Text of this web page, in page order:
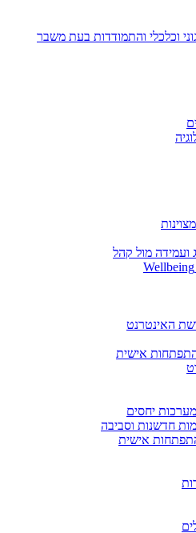
וכלכלי והתמודדות בעת משבר
ועמידה מול קהל
האינטרנט
אישית
יחסים
חדשנות וסביבה
אישית